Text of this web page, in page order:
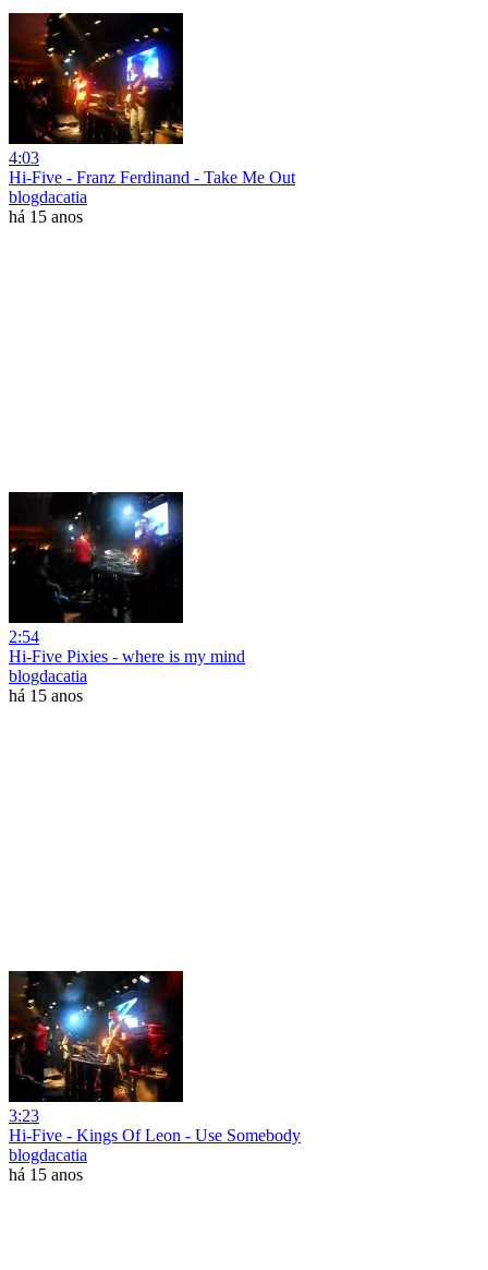
4:03
Hi-Five - Franz Ferdinand - Take Me Out
blogdacatia
há 15 anos
2:54
Hi-Five Pixies - where is my mind
blogdacatia
há 15 anos
3:23
Hi-Five - Kings Of Leon - Use Somebody
blogdacatia
há 15 anos